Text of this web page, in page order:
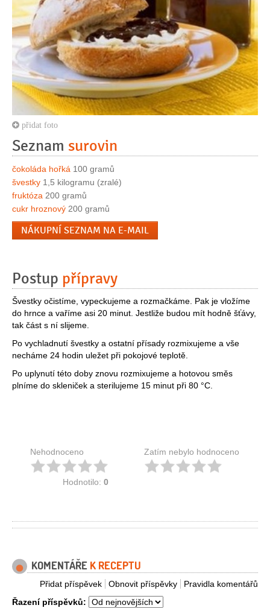
přidat foto
Seznam surovin
čokoláda hořká 100 gramů
švestky 1,5 kilogramu (zralé)
fruktóza 200 gramů
cukr hroznový 200 gramů
NÁKUPNÍ SEZNAM NA E-MAIL
Postup přípravy
Švestky očistíme, vypeckujeme a rozmačkáme. Pak je vložíme
do hrnce a vaříme asi 20 minut. Jestliže budou mít hodně šťávy,
tak část s ní slijeme.
Po vychladnutí švestky a ostatní přísady rozmixujeme a vše
necháme 24 hodin uležet při pokojové teplotě.
Po uplynutí této doby znovu rozmixujeme a hotovou směs
plníme do skleniček a sterilujeme 15 minut při 80 °C.
Nehodnoceno
Hodnotilo: 0
Zatím nebylo hodnoceno
KOMENTÁŘE K RECEPTU
Pravidla komentářů
Obnovit příspěvky
Přidat příspěvek
Řazení příspěvků: